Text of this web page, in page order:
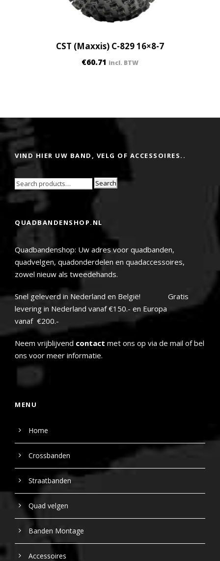
CST (Maxxis) C-829 16×8-7
€60.71 incl. BTW
VIND HIER UW BAND, VELG OF ACCESSOIRES..
Search
QUADBANDENSHOP.NL
Quadbandenshop: Uw adres voor quadbanden,
quadvelgen, quadonderdelen en quadaccessoires,
zowel nieuw als tweedehands.
Snel geleverd in Nederland en België! Gratis
levering in Nederland vanaf €150.- en Europa
vanaf €200.-
Neem vrijblijvend contact met ons op via de mail of bel
ons voor meer informatie.
MENU
Home
Crossbanden
Straatbanden
Quad velgen
Banden Montage
Accessoires